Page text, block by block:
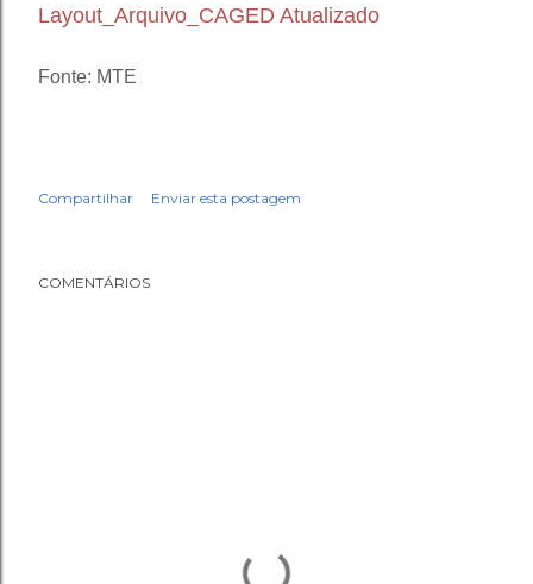
Layout_Arquivo_CAGED Atualizado
Fonte: MTE
Compartilhar Enviar esta postagem
COMENTÁRIOS